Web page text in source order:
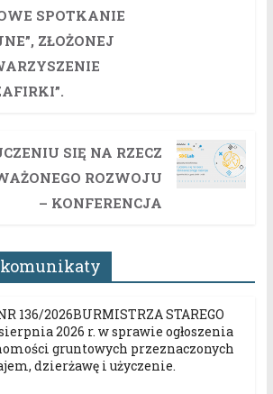
SPOTKANIE
ZŁOŻONEJ
SIĘ NA RZECZ
ROZWOJU
– KONFERENCJA
komunikaty
136/2026BURMISTRZA STAREGO
2026 r. w sprawie ogłoszenia
gruntowych przeznaczonych
dzierżawę i użyczenie.